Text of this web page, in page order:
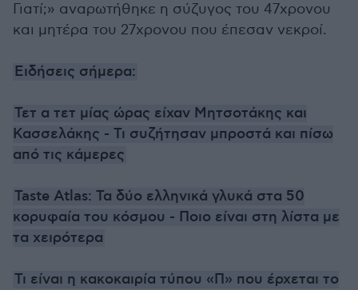
Γιατί;» αναρωτήθηκε η σύζυγος του 47χρονου
και μητέρα του 27χρονου που έπεσαν νεκροί.
Ειδήσεις σήμερα:
Τετ α τετ μίας ώρας είχαν Μητσοτάκης και
Κασσελάκης - Τι συζήτησαν μπροστά και πίσω
από τις κάμερες
Taste Atlas: Τα δύο ελληνικά γλυκά στα 50
κορυφαία του κόσμου - Ποιο είναι στη λίστα με
τα χειρότερα
Τι είναι η κακοκαιρία τύπου «Π» που έρχεται το